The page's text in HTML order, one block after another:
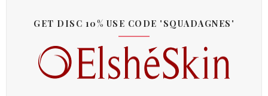
GET DISC 10% USE CODE 'SQUADAGNES'